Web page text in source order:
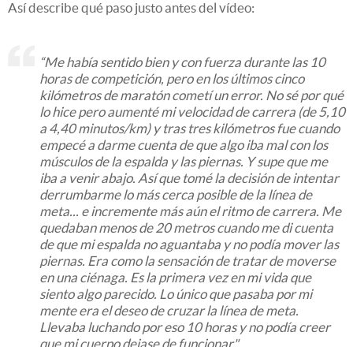
Así describe qué paso justo antes del vídeo:
“Me había sentido bien y con fuerza durante las 10
horas de competición, pero en los últimos cinco
kilómetros de maratón cometí un error. No sé por qué
lo hice pero aumenté mi velocidad de carrera (de 5,10
a 4,40 minutos/km) y tras tres kilómetros fue cuando
empecé a darme cuenta de que algo iba mal con los
músculos de la espalda y las piernas. Y supe que me
iba a venir abajo. Así que tomé la decisión de intentar
derrumbarme lo más cerca posible de la línea de
meta... e incremente más aún el ritmo de carrera. Me
quedaban menos de 20 metros cuando me di cuenta
de que mi espalda no aguantaba y no podía mover las
piernas. Era como la sensación de tratar de moverse
en una ciénaga. Es la primera vez en mi vida que
siento algo parecido. Lo único que pasaba por mi
mente era el deseo de cruzar la línea de meta.
Llevaba luchando por eso 10 horas y no podía creer
que mi cuerpo dejase de funcionar"